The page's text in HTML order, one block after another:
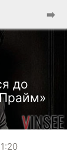
➡️
до
Прайм»